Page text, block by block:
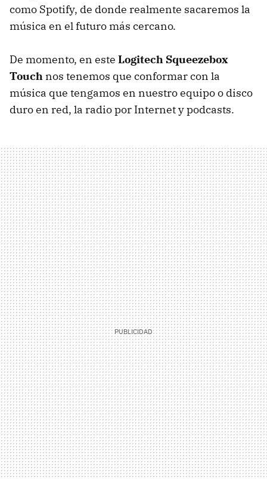
como Spotify, de donde realmente sacaremos la
música en el futuro más cercano.
De momento, en este Logitech Squeezebox
Touch nos tenemos que conformar con la
música que tengamos en nuestro equipo o disco
duro en red, la radio por Internet y podcasts.